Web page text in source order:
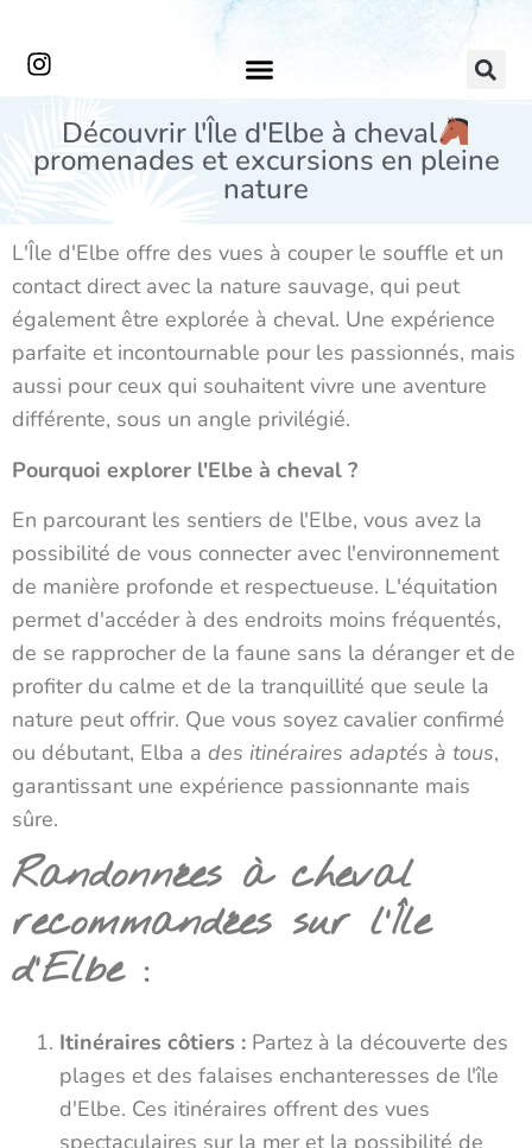
Découvrir l'Île d'Elbe à cheval
promenades et excursions en pleine
nature
L'Île d'Elbe offre des vues à couper le souffle et un
contact direct avec la nature sauvage, qui peut
également être explorée à cheval. Une expérience
parfaite et incontournable pour les passionnés, mais
aussi pour ceux qui souhaitent vivre une aventure
différente, sous un angle privilégié.
Pourquoi explorer l'Elbe à cheval ?
En parcourant les sentiers de l'Elbe, vous avez la
possibilité de vous connecter avec l'environnement
de manière profonde et respectueuse. L'équitation
permet d'accéder à des endroits moins fréquentés,
de se rapprocher de la faune sans la déranger et de
profiter du calme et de la tranquillité que seule la
nature peut offrir. Que vous soyez cavalier confirmé
ou débutant, Elba a des itinéraires adaptés à tous,
garantissant une expérience passionnante mais
sûre.
Randonnées à cheval
recommandées sur l'Île
d'Elbe :
Itinéraires côtiers : Partez à la découverte des
plages et des falaises enchanteresses de l'île
d'Elbe. Ces itinéraires offrent des vues